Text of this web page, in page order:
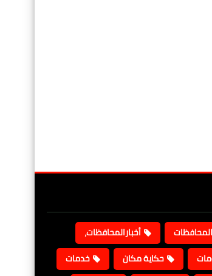
أخبارالمحافظات،
حكاية مكان
خدمات